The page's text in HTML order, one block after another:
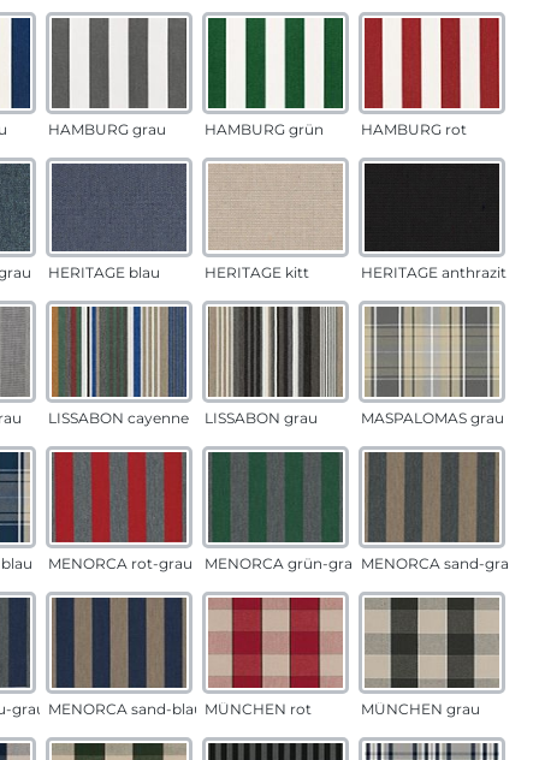
HAMBURG grau HAMBURG grün HAMBURG rot
HERITAGE blau HERITAGE kitt HERITAGE anthrazit
LISSABON cayenne LISSABON grau MASPALOMAS grau
MENORCA rot-grau MENORCA grün-grau MENORCA sand-grau
grau MENORCA sand-blau MÜNCHEN rot MÜNCHEN grau